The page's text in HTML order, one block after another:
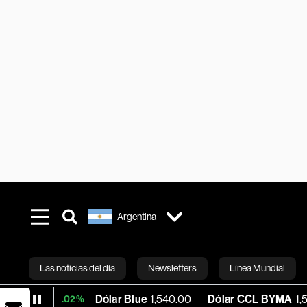
Argentina
Las noticias del día Newsletters Línea Mundial
Bloomberg
Dólar Blue 1,540.00 Dólar CCL BYMA 1,575.06